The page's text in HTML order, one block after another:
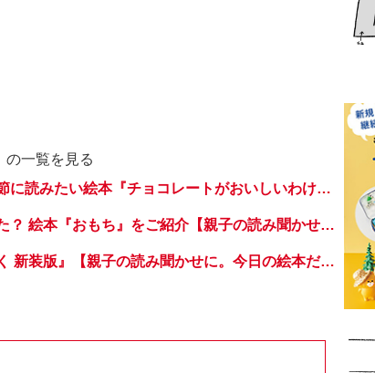
の一覧を見る
バレンタインデーの季節に読みたい絵本『チョコレートがおいしいわけ』【親子の読み聞かせに。今日の絵本だより】
お正月や鏡開きで食べた？ 絵本『おもち』をご紹介【親子の読み聞かせに。今日の絵本だより】
『おもちのかいすいよく 新装版』【親子の読み聞かせに。今日の絵本だより 第374回】